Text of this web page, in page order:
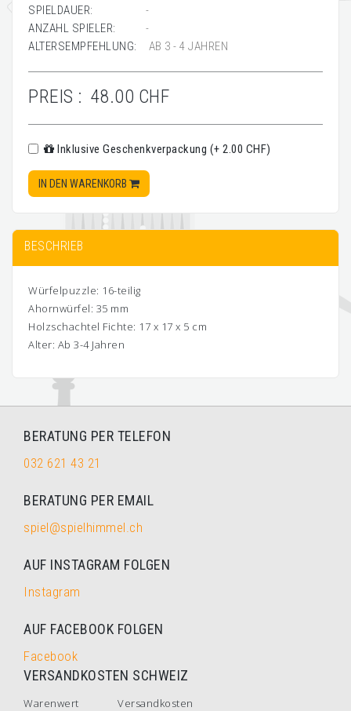
SPIELDAUER:
-
ANZAHL SPIELER:
-
ALTERSEMPFEHLUNG:
AB 3 - 4 JAHREN
PREIS : 48.00 CHF
Inklusive Geschenkverpackung (+ 2.00 CHF)
IN DEN WARENKORB
BESCHRIEB
Würfelpuzzle: 16-teilig
Ahornwürfel: 35 mm
Holzschachtel Fichte: 17 x 17 x 5 cm
Alter: Ab 3-4 Jahren
BERATUNG PER TELEFON
032 621 43 21
BERATUNG PER EMAIL
spiel@spielhimmel.ch
AUF INSTAGRAM FOLGEN
Instagram
AUF FACEBOOK FOLGEN
Facebook
VERSANDKOSTEN SCHWEIZ
Warenwert
Versandkosten